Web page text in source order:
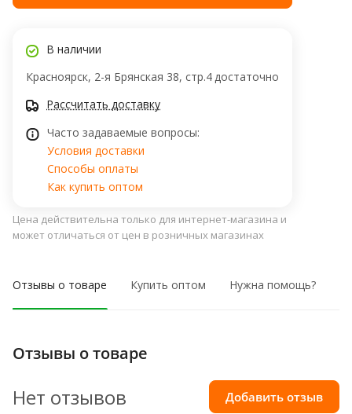
В наличии
Красноярск, 2-я Брянская 38, стр.4достаточно
Рассчитать доставку
Часто задаваемые вопросы:
Условия доставки
Способы оплаты
Как купить оптом
Цена действительна только для интернет-магазина и
может отличаться от цен в розничных магазинах
Отзывы о товаре Купить оптом Нужна помощь?
Отзывы о товаре
Нет отзывов Добавить отзыв